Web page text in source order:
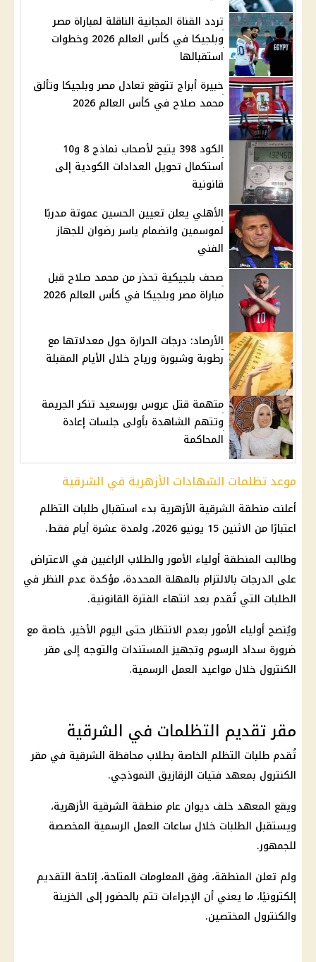
تردد القناة المجانية الناقلة لمباراة مصر
وبلجيكا في كأس العالم 2026 وخطوات
استقبالها
خبيرة أبراج تتوقع تعادل مصر وبلجيكا وتألق
محمد صلاح في كأس العالم 2026
الكود 398 يتيح لأصحاب نماذج 8 و10
استكمال تحويل العدادات الكودية إلى
قانونية
الأهلي يعلن تعيين الحسين عموتة مدربًا
لموسمين وانضمام ياسر رضوان للجهاز
الفني
صحف بلجيكية تحذر من محمد صلاح قبل
مباراة مصر وبلجيكا في كأس العالم 2026
الأرصاد: درجات الحرارة حول معدلاتها مع
رطوبة وشبورة ورياح خلال الأيام المقبلة
متهمة قتل عروس بورسعيد تنكر الجريمة
وتتهم الشاهدة بأولى جلسات إعادة
المحاكمة
موعد تظلمات الشهادات الأزهرية في الشرقية
أعلنت منطقة الشرقية الأزهرية بدء استقبال طلبات التظلم
اعتبارًا من الاثنين 15 يونيو 2026، ولمدة عشرة أيام فقط.
وطالبت المنطقة أولياء الأمور والطلاب الراغبين في الاعتراض
على الدرجات بالالتزام بالمهلة المحددة، مؤكدة عدم النظر في
الطلبات التي تُقدم بعد انتهاء الفترة القانونية.
ويُنصح أولياء الأمور بعدم الانتظار حتى اليوم الأخير، خاصة مع
ضرورة سداد الرسوم وتجهيز المستندات والتوجه إلى مقر
الكنترول خلال مواعيد العمل الرسمية.
مقر تقديم التظلمات في الشرقية
تُقدم طلبات التظلم الخاصة بطلاب محافظة الشرقية في مقر
الكنترول بمعهد فتيات الزقازيق النموذجي.
ويقع المعهد خلف ديوان عام منطقة الشرقية الأزهرية،
ويستقبل الطلبات خلال ساعات العمل الرسمية المخصصة
للجمهور.
ولم تعلن المنطقة، وفق المعلومات المتاحة، إتاحة التقديم
إلكترونيًا، ما يعني أن الإجراءات تتم بالحضور إلى الخزينة
والكنترول المختصين.